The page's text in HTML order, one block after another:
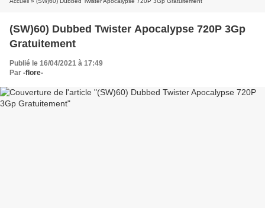
(SW)60) Dubbed Twister Apocalypse 720P 3Gp
Gratuitement
Publié le 16/04/2021 à 17:49
Par -flore-